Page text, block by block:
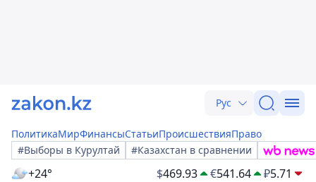
Рус
ПолитикаМирФинансыСтатьиПроисшествияПраво
#Выборы в Курултай
#Казахстан в сравнении
+24° $469.93 €541.64 ₽5.71